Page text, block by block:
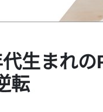
生まれの
転